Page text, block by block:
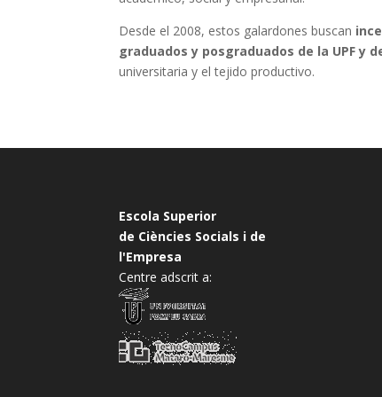
Desde el 2008, estos galardones buscan
graduados y posgraduados de la UPF y
universitaria y el tejido productivo.
Escola Superior
de Ciències Socials i de
l'Empresa
Centre adscrit a: